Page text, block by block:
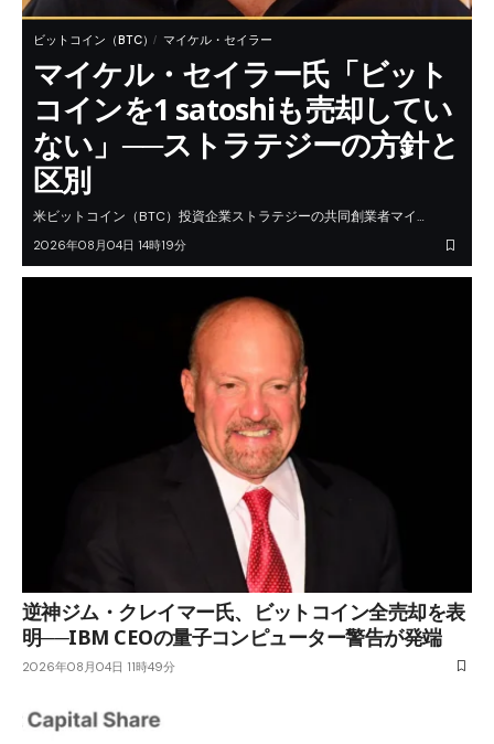
ビットコイン（BTC） マイケル・セイラー
マイケル・セイラー氏「ビット
コインを1 satoshiも売却してい
ない」──ストラテジーの方針と
区別
米ビットコイン（BTC）投資企業ストラテジーの共同創業者マイ…
2026年08月04日 14時19分
逆神ジム・クレイマー氏、ビットコイン全売却を表
明──IBM CEOの量子コンピューター警告が発端
2026年08月04日 11時49分